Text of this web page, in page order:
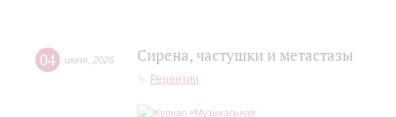
04 июня 2026 Сирена, частушки и метастазы
Рецензии